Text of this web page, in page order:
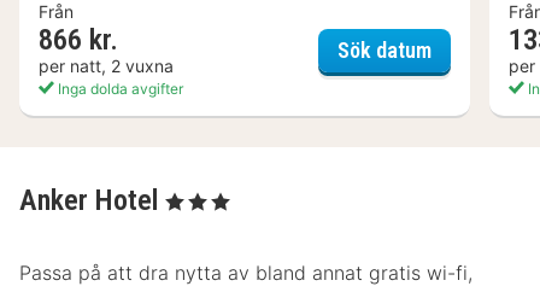
Från
866 kr.
per natt, 2 vuxna
Inga dolda avgifter
Sök datumCitybox Oslo
per
Anker Hotel , 3 Stjärnor
Passa på att dra nytta av bland annat gratis wi-fi,